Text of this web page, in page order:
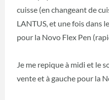
cuisse (en changeant de
LANTUS, et une fois dans
pour la Novo Flex Pen
Je me repique à midi et le
vente et à gauche pour la